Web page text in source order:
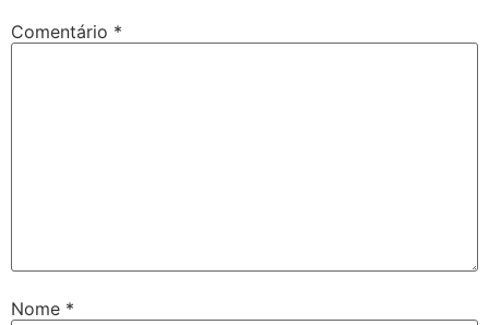
Comentário *
Nome *